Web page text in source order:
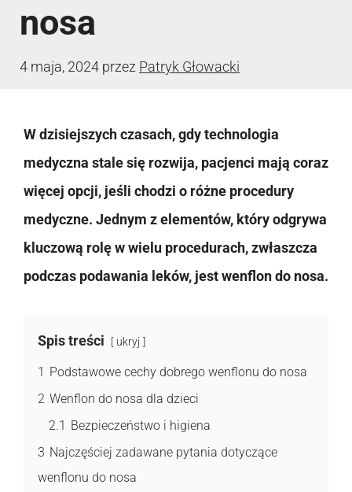
nosa
4 maja, 2024 przez Patryk Głowacki
W dzisiejszych czasach, gdy technologia
medyczna stale się rozwija, pacjenci mają coraz
więcej opcji, jeśli chodzi o różne procedury
medyczne. Jednym z elementów, który odgrywa
kluczową rolę w wielu procedurach, zwłaszcza
podczas podawania leków, jest wenflon do nosa.
Spis treści ukryj
1 Podstawowe cechy dobrego wenflonu do nosa
2 Wenflon do nosa dla dzieci
2.1 Bezpieczeństwo i higiena
3 Najczęściej zadawane pytania dotyczące
wenflonu do nosa